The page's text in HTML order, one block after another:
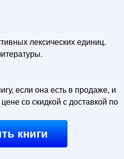
лексических единиц.
если она есть в продаже, и
со скидкой с доставкой по
книги